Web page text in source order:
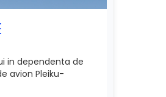
in dependenta de
avion Pleiku-